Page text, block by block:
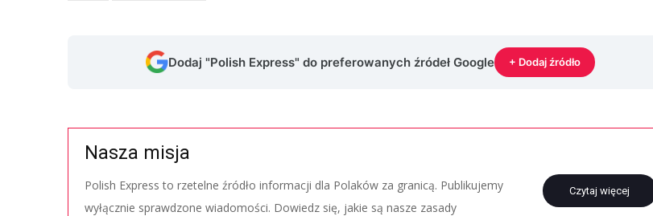
Dodaj "Polish Express" do preferowanych źródeł Google + Dodaj źródło
Nasza misja
Polish Express to rzetelne źródło informacji dla Polaków za granicą. Publikujemy
wyłącznie sprawdzone wiadomości. Dowiedz się, jakie są nasze zasady
Czytaj więcej